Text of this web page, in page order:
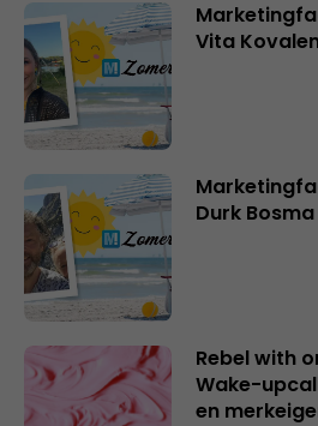
Vita
Durk Bosma
Rebel with
Wake-
en